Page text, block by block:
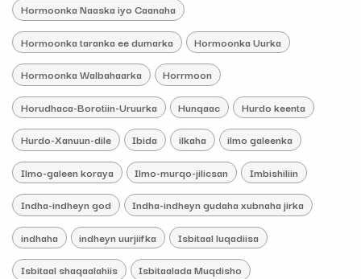
Hormoonka Naaska iyo Caanaha
Hormoonka taranka ee dumarka Hormoonka Uurka
Hormoonka Walbahaarka Horrmoon
Horudhaca-Borotiin-Uruurka Hunqaac Hurdo keenta
Hurdo-Xanuun-dile Ibida ilkaha ilmo galeenka
Ilmo-galeen koraya Ilmo-murqo-jilicsan Imbishiliin
Indha-indheyn god Indha-indheyn gudaha xubnaha jirka
indhaha indheyn uurjiifka Isbitaal luqadiisa
Isbitaal shaqaalahiis Isbitaalada Muqdisho